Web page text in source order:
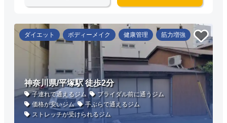
ダイエット ボディーメイク 健康管理 筋力増強
神奈川県/平塚駅 徒歩2分
子連れで通えるジム
ブライダル前に通うジム
価格が安いジム
手ぶらで通えるジム
ストレッチが受けられるジム